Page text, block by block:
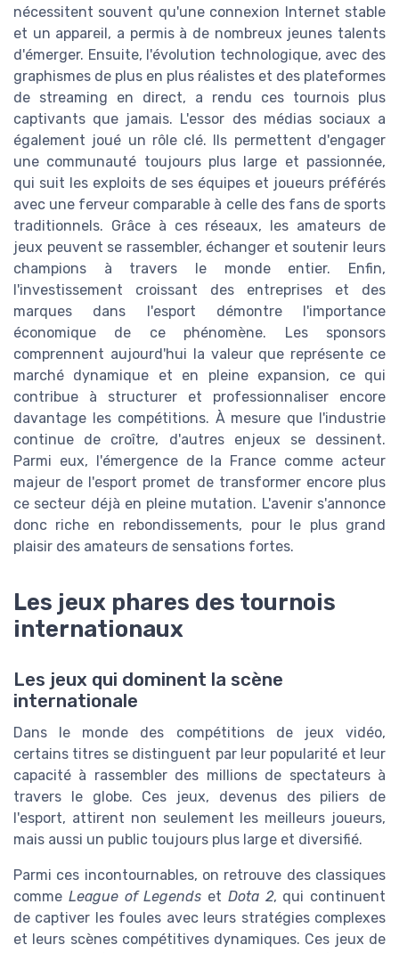
nécessitent souvent qu'une connexion Internet stable
et un appareil, a permis à de nombreux jeunes talents
d'émerger. Ensuite, l'évolution technologique, avec des
graphismes de plus en plus réalistes et des plateformes
de streaming en direct, a rendu ces tournois plus
captivants que jamais. L'essor des médias sociaux a
également joué un rôle clé. Ils permettent d'engager
une communauté toujours plus large et passionnée,
qui suit les exploits de ses équipes et joueurs préférés
avec une ferveur comparable à celle des fans de sports
traditionnels. Grâce à ces réseaux, les amateurs de
jeux peuvent se rassembler, échanger et soutenir leurs
champions à travers le monde entier. Enfin,
l'investissement croissant des entreprises et des
marques dans l'esport démontre l'importance
économique de ce phénomène. Les sponsors
comprennent aujourd'hui la valeur que représente ce
marché dynamique et en pleine expansion, ce qui
contribue à structurer et professionnaliser encore
davantage les compétitions. À mesure que l'industrie
continue de croître, d'autres enjeux se dessinent.
Parmi eux, l'émergence de la France comme acteur
majeur de l'esport promet de transformer encore plus
ce secteur déjà en pleine mutation. L'avenir s'annonce
donc riche en rebondissements, pour le plus grand
plaisir des amateurs de sensations fortes.
Les jeux phares des tournois
internationaux
Les jeux qui dominent la scène
internationale
Dans le monde des compétitions de jeux vidéo,
certains titres se distinguent par leur popularité et leur
capacité à rassembler des millions de spectateurs à
travers le globe. Ces jeux, devenus des piliers de
l'esport, attirent non seulement les meilleurs joueurs,
mais aussi un public toujours plus large et diversifié.
Parmi ces incontournables, on retrouve des classiques
comme League of Legends et Dota 2, qui continuent
de captiver les foules avec leurs stratégies complexes
et leurs scènes compétitives dynamiques. Ces jeux de